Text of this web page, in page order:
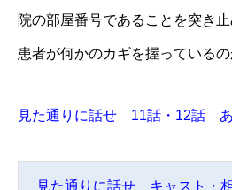
院の部屋番号であることを突き
患者が何かのカギを握っているの
見た通りに話せ 11話・12話
見た通りに話せ キャスト・